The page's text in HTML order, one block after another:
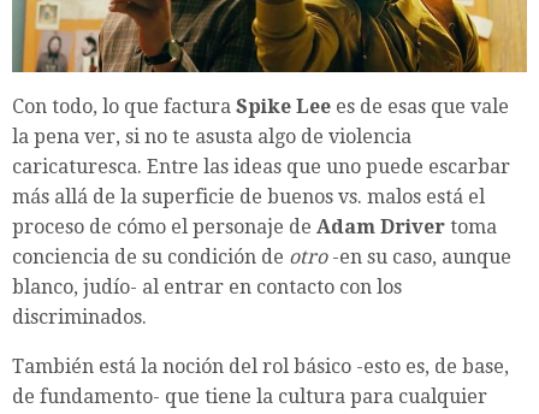
Con todo, lo que factura Spike Lee es de esas que vale
la pena ver, si no te asusta algo de violencia
caricaturesca. Entre las ideas que uno puede escarbar
más allá de la superficie de buenos vs. malos está el
proceso de cómo el personaje de Adam Driver toma
conciencia de su condición de otro -en su caso, aunque
blanco, judío- al entrar en contacto con los
discriminados.
También está la noción del rol básico -esto es, de base,
de fundamento- que tiene la cultura para cualquier